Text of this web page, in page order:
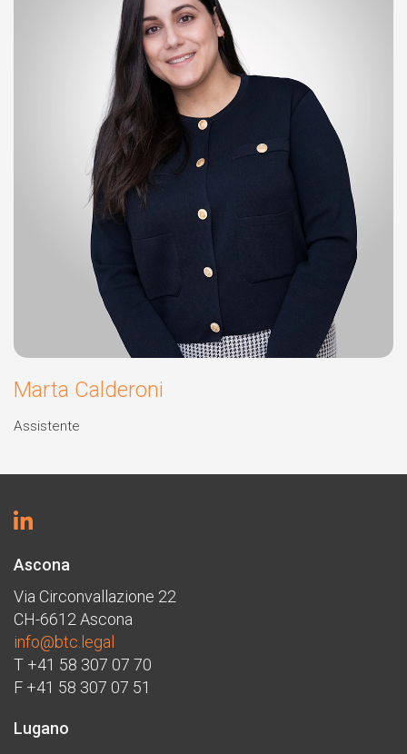
Marta Calderoni
Assistente
Ascona
Via Circonvallazione 22
CH-6612 Ascona
info@btc.legal
T +41 58 307 07 70
F +41 58 307 07 51
Lugano